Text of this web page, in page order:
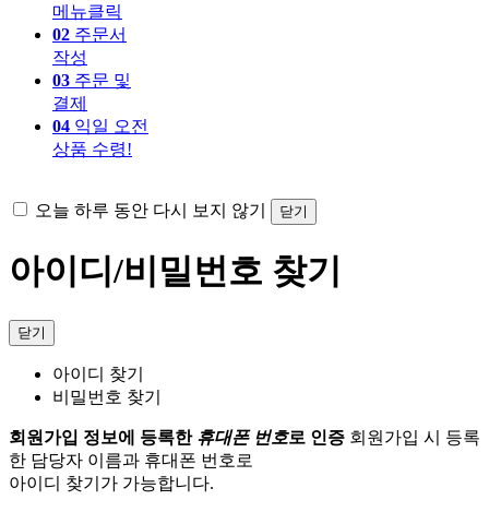
메뉴클릭
02 주문서
작성
03 주문 및
결제
04 익일 오전
상품 수령!
오늘 하루 동안 다시 보지 않기 닫기
아이디/비밀번호 찾기
닫기
아이디 찾기
비밀번호 찾기
회원가입 정보에 등록한 휴대폰 번호로 인증 회원가입 시 등록
한 담당자 이름과 휴대폰 번호로
아이디 찾기가 가능합니다.